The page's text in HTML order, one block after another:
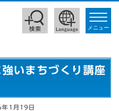
toggle
メニュー
いまちづくり講座
1月19日